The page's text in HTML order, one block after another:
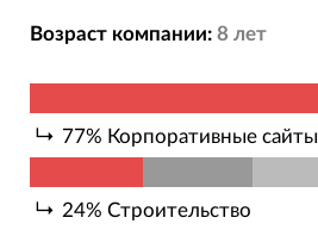
Возраст компании: 8 лет
77% Корпоративные сайты
24% Строительство